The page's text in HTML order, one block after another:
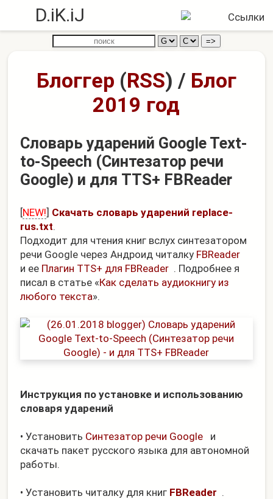
D.iK.iJ
Блоггер (RSS) / Блог
2019 год
Словарь ударений Google Text-
to-Speech (Синтезатор речи
Google) и для TTS+ FBReader
[NEW!] Скачать словарь ударений replace-
rus.txt.
Подходит для чтения книг вслух синтезатором
речи Google через Андроид читалку FBReader
и ее Плагин TTS+ для FBReader . Подробнее я
писал в статье «Как сделать аудиокнигу из
любого текста».
Инструкция по установке и использованию
словаря ударений
• Установить Синтезатор речи Google
и
скачать пакет русского языка для автономной
работы.
• Установить читалку для книг FBReader .